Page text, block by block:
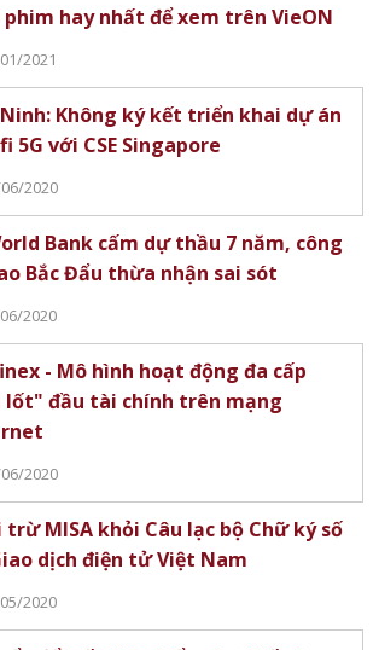
phim hay nhất để xem trên VieON
2021
Ninh: Không ký kết triển khai dự án
5G với CSE Singapore
2020
Bank cấm dự thầu 7 năm, công
Bắc Đẩu thừa nhận sai sót
2020
- Mô hình hoạt động đa cấp
lốt" đầu tài chính trên mạng
2020
trừ MISA khỏi Câu lạc bộ Chữ ký số
dịch điện tử Việt Nam
2020